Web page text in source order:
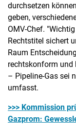
durchsetzen
geben,
OMV-Chef.
Rechtstitel sichert
Raum
rechtskonform und
– Pipeline-Gas sei
umfasst.
>>> Kommission
Gazprom: